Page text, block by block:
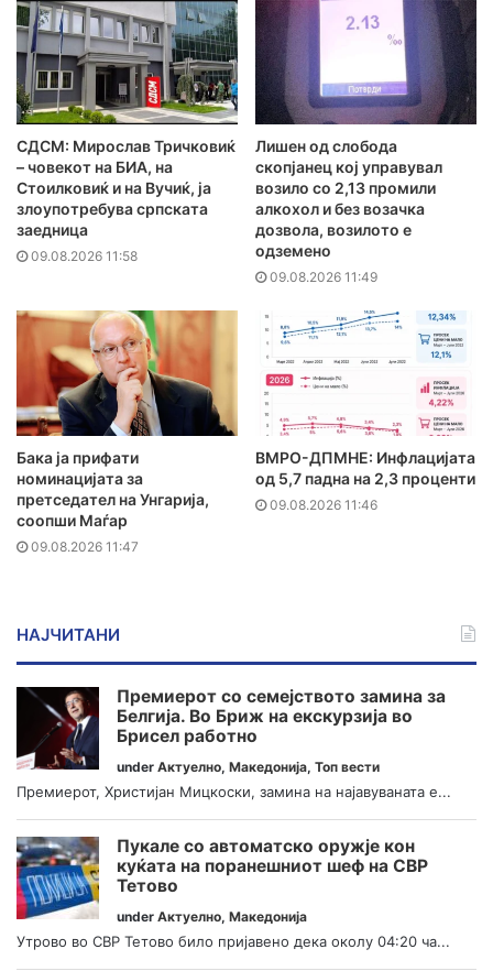
СДСМ: Мирослав Тричковиќ
– човекот на БИА, на
Стоилковиќ и на Вучиќ, ја
злоупотребува српската
заедница
09.08.2026 11:58
Лишен од слобода
скопјанец кој управувал
возило со 2,13 промили
алкохол и без возачка
дозвола, возилото е
одземено
09.08.2026 11:49
Бака ја прифати
номинацијата за
претседател на Унгарија,
соопши Маѓар
09.08.2026 11:47
ВМРО-ДПМНЕ: Инфлацијата
од 5,7 падна на 2,3 проценти
09.08.2026 11:46
НАЈЧИТАНИ
Премиерот со семејството замина за
Белгија. Во Бриж на екскурзија во
Брисел работно
under Актуелно, Македонија, Топ вести
Премиерот, Христијан Мицкоски, замина на најавуваната е...
Пукале со автоматско оружје кон
куќата на поранешниот шеф на СВР
Тетово
under Актуелно, Македонија
Утрово во СВР Тетово било пријавено дека околу 04:20 ча...